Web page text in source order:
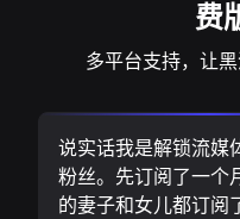
费
多平台支持，让
说实话我是解锁流媒
粉丝。先订阅了一个
的妻子和女儿都订阅